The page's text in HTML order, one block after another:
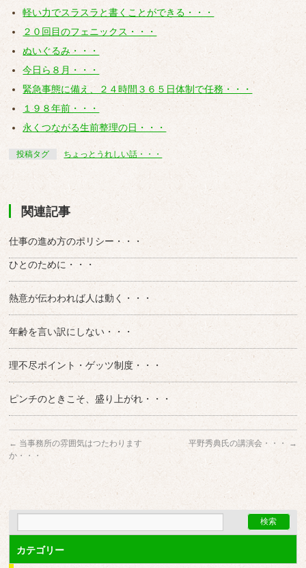
軽い力でスラスラと書くことができる・・・
２０回目のフェニックス・・・
ぬいぐるみ・・・
今日ら８月・・・
緊急事態に備え、２４時間３６５日体制で任務・・・
１９８年前・・・
永くつながる生前整理の日・・・
投稿タグ ちょっとうれしい話・・・
関連記事
仕事の進め方のポリシー・・・
ひとのために・・・
熱意が伝わわれば人は動く・・・
年齢を言い訳にしない・・・
理不尽ポイント・ゲッツ制度・・・
ピンチのときこそ、盛り上がれ・・・
← 当事務所の雰囲気はつたわります
か・・・
平野秀典氏の講演会・・・ →
カテゴリー